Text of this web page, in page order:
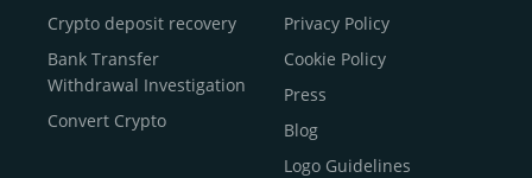
Buy Bitcoin Cash
Buy Solana
Buy ICP
Crypto deposit recovery
Bank Transfer
Withdrawal Investigation
Convert Crypto
Privacy Policy
Cookie Policy
Press
Blog
Logo Guidelines